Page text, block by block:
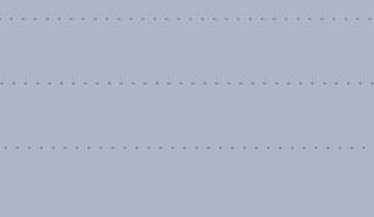
. . . . . . . . . . . . . . . . . . . . . . . . . . . . . .
. . . . . . . . . . . . . . . . . . . . . . . . . . . . . .
. . . . . . . . . . . . . . . . . . . . . . . . . . . . .